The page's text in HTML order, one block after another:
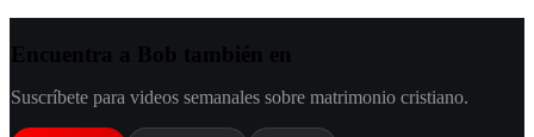
Suscríbete para videos semanales sobre matrimonio cristiano.